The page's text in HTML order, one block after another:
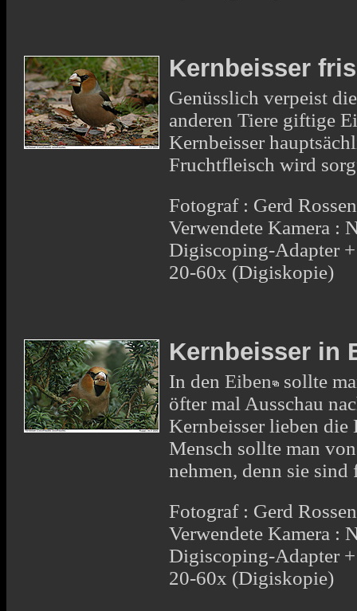
Kernbeisser
Genüsslich verpeist
anderen Tiere giftige
Kernbeisser
Fruchtfleisch wird
Fotograf : Gerd Rossen
Verwendete Kamera :
Digiscoping-Adapter
20-60x (Digiskopie)
Kernbeisser in
In denEiben
sollte
öfter mal Ausschau
Kernbeisser lieben
Mensch sollte man
nehmen, denn sie
Fotograf : Gerd Rossen
Verwendete Kamera :
Digiscoping-Adapter
20-60x (Digiskopie)